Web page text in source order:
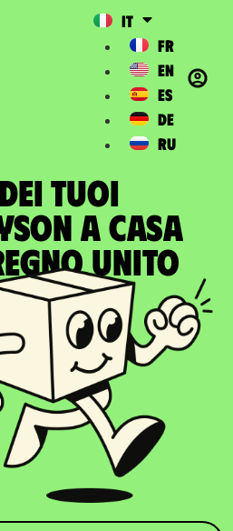
IT
FR
EN
ES
DE
RU
TUOI
A casa
Unito